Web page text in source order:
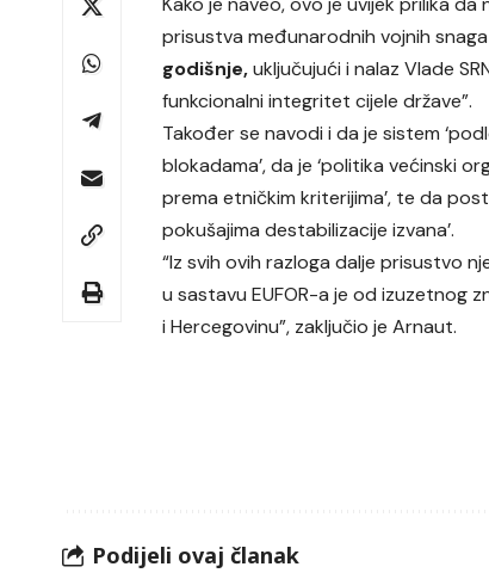
prisustva međunarodnih vojnih
godišnje,uključujući i nalaz Vlade
funkcionalni integritet cijele države”.
Također se navodi i da je sistem
blokadama’, da je ‘politika većinski
prema etničkim kriterijima’, te da
pokušajima destabilizacije izvana’.
“Iz svih ovih razloga dalje prisustvo
u sastavu EUFOR-a je od izuzetnog
i Hercegovinu”, zaključio je Arnaut.
Podijeli ovaj članak